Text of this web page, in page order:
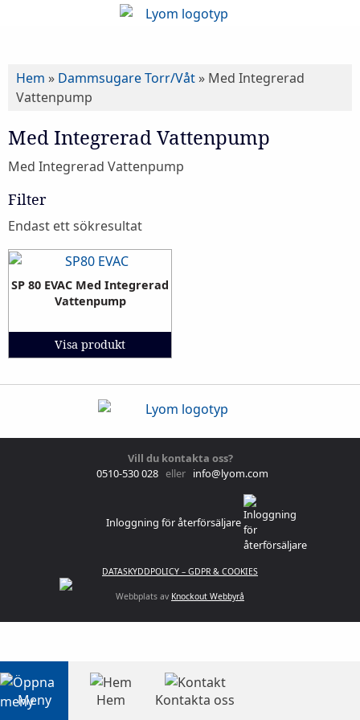
Hem » Dammsugare Torr/Våt » Med Integrerad
Vattenpump
Med Integrerad Vattenpump
Med Integrerad Vattenpump
Filter
Endast ett sökresultat
SP 80 EVAC Med Integrerad
Vattenpump
Visa produkt
Vill du kontakta oss?
0510-530 028 eller info@lyom.com
Inloggning för återförsäljare
DATASKYDDPOLICY – GDPR & COOKIES
Webbplats av Knockout Webbyrå
Meny Hem Kontakta oss